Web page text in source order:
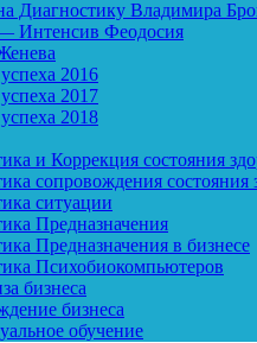
Диагностику Владимира
Интенсив Феодосия
2016
2017
2018
и Коррекция состояния
сопровождения состояния
ситуации
Предназначения
Предназначения в бизнесе
Психобиокомпьютеров
бизнеса
бизнеса
обучение